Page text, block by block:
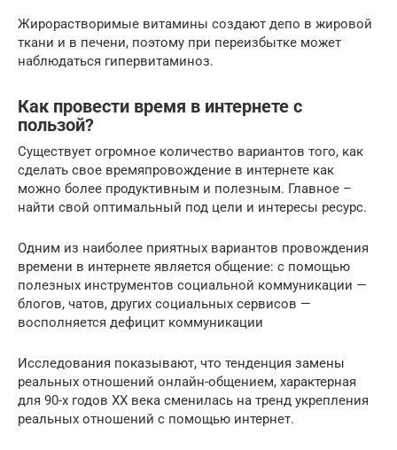
Жирорастворимые витамины создают депо в жировой
ткани и в печени, поэтому при переизбытке может
наблюдаться гипервитаминоз.
Как провести время в интернете с
пользой?
Существует огромное количество вариантов того, как
сделать свое времяпровождение в интернете как
можно более продуктивным и полезным. Главное –
найти свой оптимальный под цели и интересы ресурс.
Одним из наиболее приятных вариантов провождения
времени в интернете является общение: с помощью
полезных инструментов социальной коммуникации —
блогов, чатов, других социальных сервисов —
восполняется дефицит коммуникации
Исследования показывают, что тенденция замены
реальных отношений онлайн-общением, характерная
для 90-х годов ХХ века сменилась на тренд укрепления
реальных отношений с помощью интернет.